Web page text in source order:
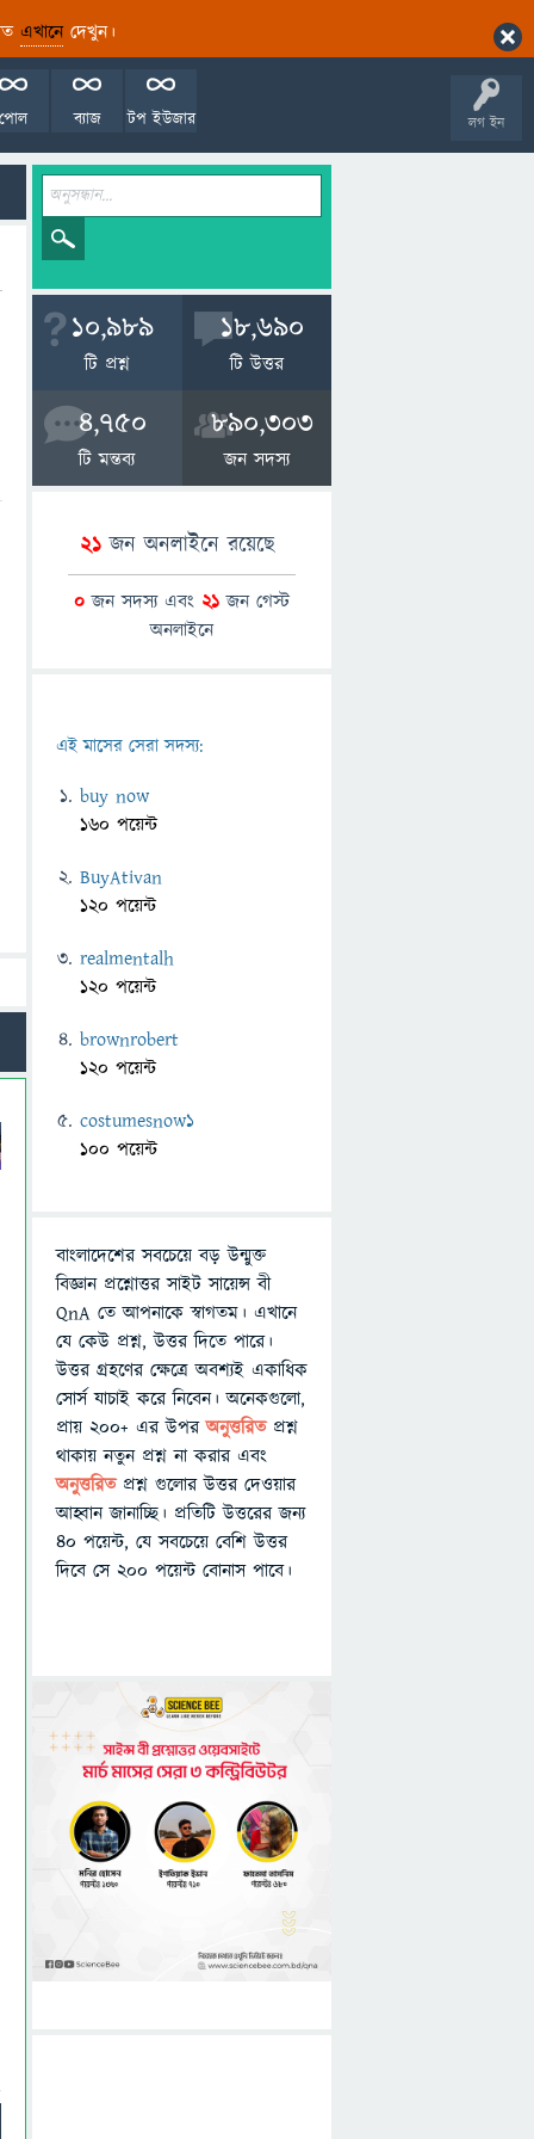
এখানেদেখুন।
লগ ইন
টপ ইউজার
ব্যাজ
পোল
10,989
টি প্রশ্ন
18,690
টি উত্তর
4,750
টি মন্তব্য
890,303
জন সদস্য
21জন অনলাইনে রয়েছে
0 জন সদস্য এবং 21 জন গেস্ট
অনলাইনে
এই মাসের সেরা সদস্য:
buy now
160 পয়েন্ট
BuyAtivan
120 পয়েন্ট
realmentalh
120 পয়েন্ট
brownrobert
120 পয়েন্ট
costumesnow1
100 পয়েন্ট
বাংলাদেশের সবচেয়ে বড় উন্মুক্ত
বিজ্ঞান প্রশ্নোত্তর সাইট সায়েন্স বী
QnA তে আপনাকে স্বাগতম। এখানে
যে কেউ প্রশ্ন, উত্তর দিতে পারে।
উত্তর গ্রহণের ক্ষেত্রে অবশ্যই একাধিক
সোর্স যাচাই করে নিবেন। অনেকগুলো,
প্রায় ২০০+ এর উপরঅনুত্তরিতপ্রশ্ন
থাকায় নতুন প্রশ্ন না করার এবং
অনুত্তরিত প্রশ্ন গুলোর উত্তর দেওয়ার
আহ্বান জানাচ্ছি। প্রতিটি উত্তরের জন্য
৪০ পয়েন্ট, যে সবচেয়ে বেশি উত্তর
দিবে সে ২০০ পয়েন্ট বোনাস পাবে।